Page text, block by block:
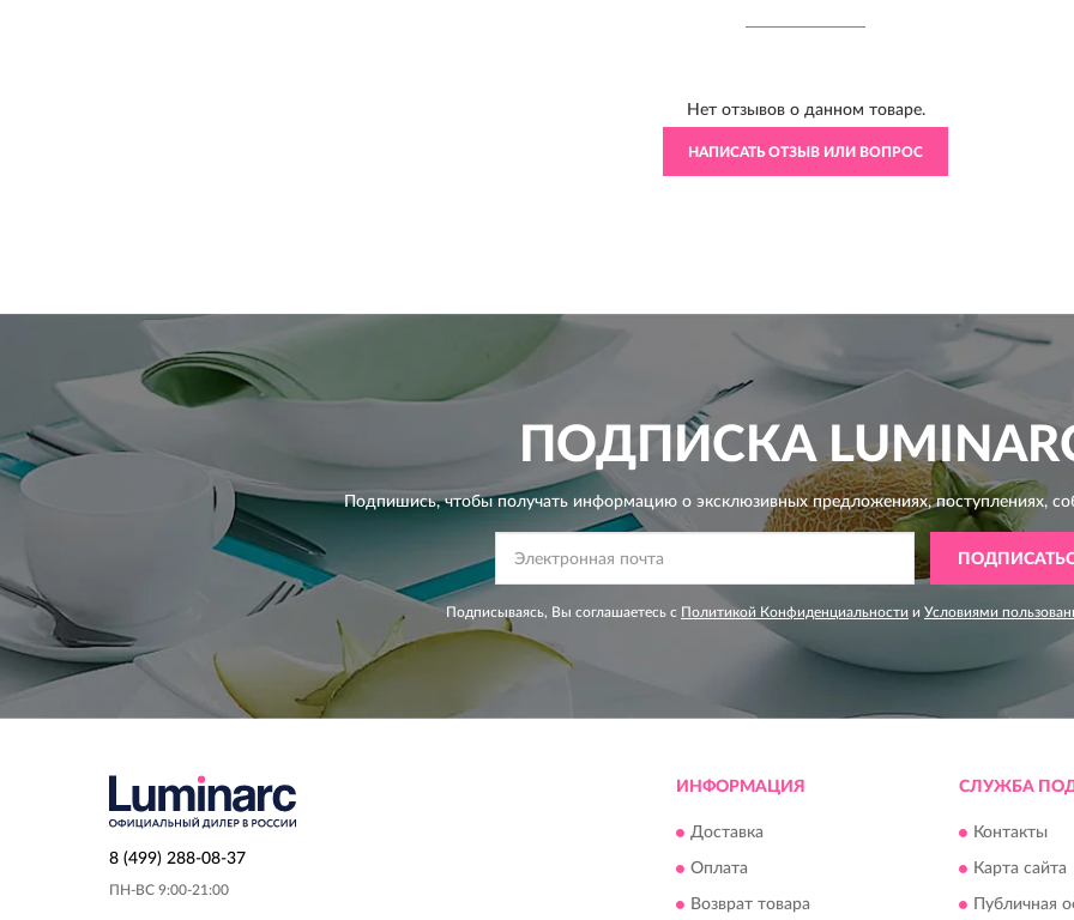
Нет отзывов о данном товаре.
НАПИСАТЬ ОТЗЫВ ИЛИ ВОПРОС
ПОДПИСКА
Подпишись, чтобы получать информацию о эксклюзивных предложениях,поступлениях,
Подписываясь, Вы соглашаетесь с Политикой Конфиденциальности и Условиями
8 (499) 288-08-37
ПН-ВС 9:00-21:00
ИНФОРМАЦИЯ
Доставка
Оплата
Возврат товара
СЛУЖБА
Контакты
Карта сайта
Публичная